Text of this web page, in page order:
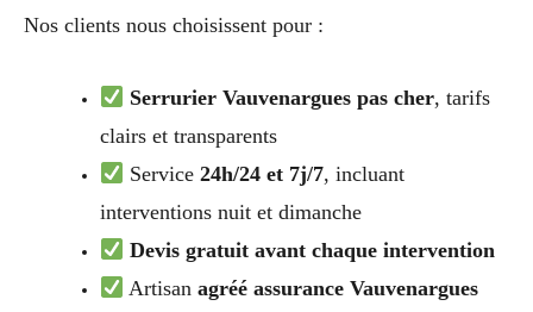
Nos clients nous choisissent pour :
Serrurier Vauvenargues pas cher, tarifs
clairs et transparents
Service24h/24 et 7j/7, incluant
interventions nuit et dimanche
Devis gratuit avant chaque intervention
Artisanagréé assurance Vauvenargues